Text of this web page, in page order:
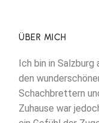
ÜBER MICH
Ich bin in Salzburg
den
Schachbrettern
Zuhause war